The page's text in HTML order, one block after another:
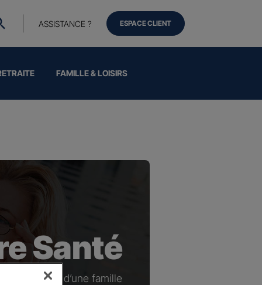
FAMILLE & LOISIRS
ASSISTANCE ? ESPACE CLIENT
Santé
ou à la tête d’une famille